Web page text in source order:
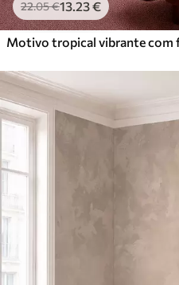
22.05€13 .23€